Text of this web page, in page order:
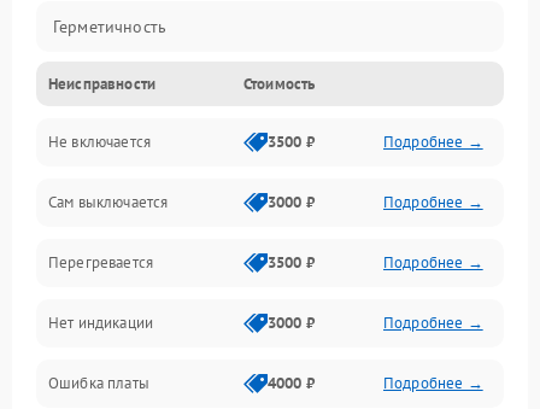
Герметичность
Механика
Неисправности Стоимость
Не включается 3500 ₽ Подробнее →
Сам выключается 3000 ₽ Подробнее →
Перегревается 3500 ₽ Подробнее →
Нет индикации 3000 ₽ Подробнее →
Ошибка платы 4000 ₽ Подробнее →